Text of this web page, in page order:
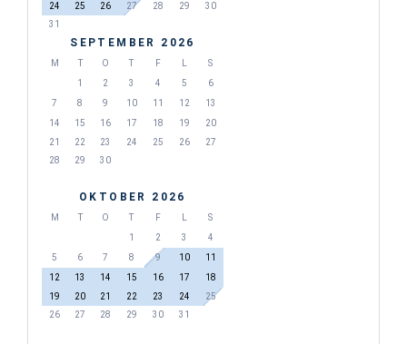
24
25 26 27 28 29
30
31
SEPTEMBER 2026
M T O T F
S
1
2 3 4 5
6
7
8 9 10 11 12
13
14
15 16 17 18 19
20
21
22 23 24 25 26
27
28
29 30
OKTOBER 2026
M T O T F
S
1
2 3
4
5
6 7 8 9 10
11
12
13 14 15 16 17
18
19
20 21 22 23 24
25
26
27 28 29 30 31